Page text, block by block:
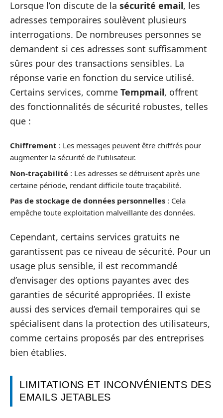
Lorsque l’on discute de la sécurité email, les
adresses temporaires soulèvent plusieurs
interrogations. De nombreuses personnes se
demandent si ces adresses sont suffisamment
sûres pour des transactions sensibles. La
réponse varie en fonction du service utilisé.
Certains services, comme Tempmail, offrent
des fonctionnalités de sécurité robustes, telles
que :
Chiffrement : Les messages peuvent être chiffrés pour
augmenter la sécurité de l’utilisateur.
Non-traçabilité : Les adresses se détruisent après une
certaine période, rendant difficile toute traçabilité.
Pas de stockage de données personnelles : Cela
empêche toute exploitation malveillante des données.
Cependant, certains services gratuits ne
garantissent pas ce niveau de sécurité. Pour un
usage plus sensible, il est recommandé
d’envisager des options payantes avec des
garanties de sécurité appropriées. Il existe
aussi des services d’email temporaires qui se
spécialisent dans la protection des utilisateurs,
comme certains proposés par des entreprises
bien établies.
LIMITATIONS ET INCONVÉNIENTS DES
EMAILS JETABLES